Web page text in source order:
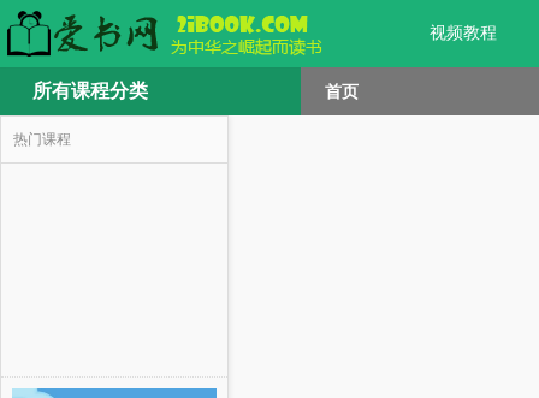
视频教程
所有课程分类 首页
热门课程